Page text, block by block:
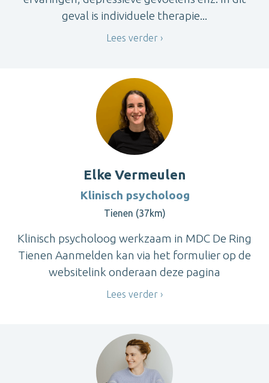
geval is individuele therapie...
Lees verder
Elke Vermeulen
Klinisch psycholoog
Tienen (37km)
Klinisch psycholoog werkzaam in MDC De Ring
Tienen Aanmelden kan via het formulier op de
websitelink onderaan deze pagina
Lees verder